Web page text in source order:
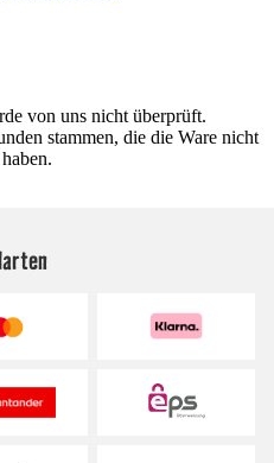
von uns nicht überprüft.
stammen, die die Ware nicht